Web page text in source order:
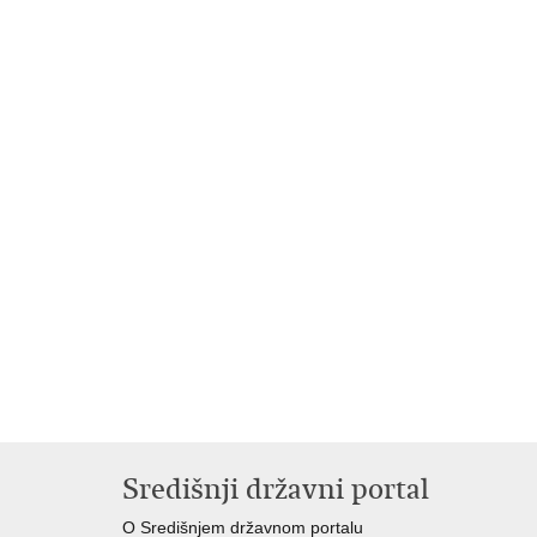
Središnji državni portal
O Središnjem državnom portalu